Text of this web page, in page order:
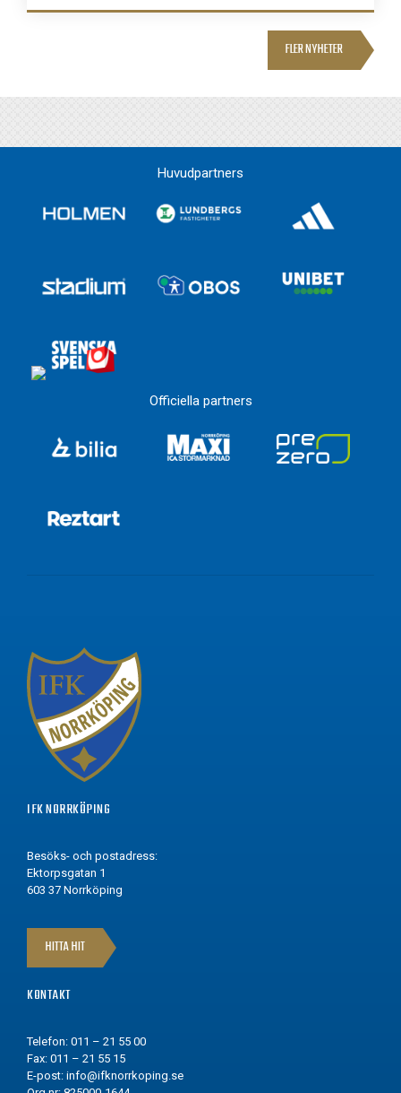
FLER NYHETER
Huvudpartners
Officiella partners
IFK NORRKÖPING
Besöks- och postadress:
Ektorpsgatan 1
603 37 Norrköping
HITTA HIT
KONTAKT
Telefon: 011 – 21 55 00
Fax: 011 – 21 55 15
E-post: info@ifknorrkoping.se